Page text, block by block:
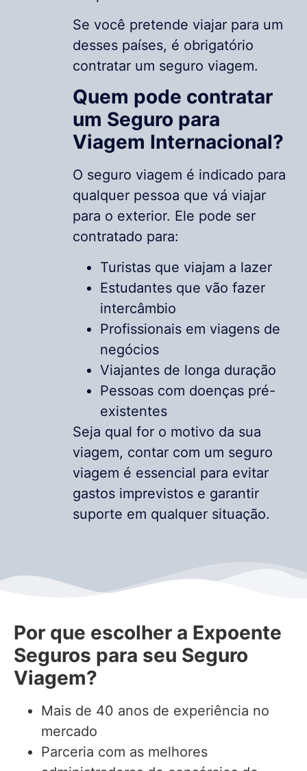
Se você pretende viajar para um
desses países, é obrigatório
contratar um seguro viagem.
Quem pode contratar
um Seguro para
Viagem Internacional?
O seguro viagem é indicado para
qualquer pessoa que vá viajar
para o exterior. Ele pode ser
contratado para:
Turistas que viajam a lazer
Estudantes que vão fazer
intercâmbio
Profissionais em viagens de
negócios
Viajantes de longa duração
Pessoas com doenças pré-
existentes
Seja qual for o motivo da sua
viagem, contar com um seguro
viagem é essencial para evitar
gastos imprevistos e garantir
suporte em qualquer situação.
Por que escolher a Expoente
Seguros para seu Seguro
Viagem?
Mais de 40 anos de experiência no
mercado
Parceria com as melhores